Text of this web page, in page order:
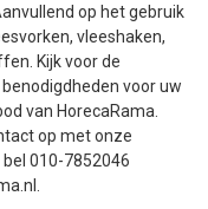
op het gebruik
vleeshaken,
Kijk voor de
voor uw
van HorecaRama.
op met onze
010-7852046